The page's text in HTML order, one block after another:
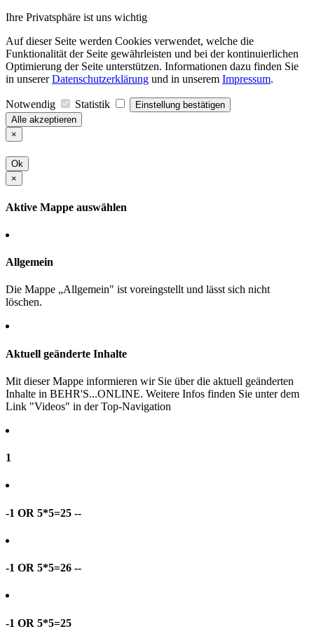
Ihre Privatsphäre ist uns wichtig
Auf dieser Seite werden Cookies verwendet, welche die
Funktionalität der Seite gewährleisten und bei der kontinuierlichen
Optimierung der Seite unterstützen. Informationen dazu finden Sie
in unsererDatenschutzerklärung und in unserem Impressum.
Notwendig Statistik
Einstellung bestätigen
Alle akzeptieren
×
Ok
×
Aktive Mappe auswählen
Allgemein
Die Mappe „Allgemein" ist voreingstellt und lässt sich nicht
löschen.
Aktuell geänderte Inhalte
Mit dieser Mappe informieren wir Sie über die aktuell geänderten
Inhalte in BEHR'S...ONLINE. Weitere Infos finden Sie unter dem
Link "Videos" in der Top-Navigation
1
-1 OR 5*5=25 --
-1 OR 5*5=26 --
-1 OR 5*5=25